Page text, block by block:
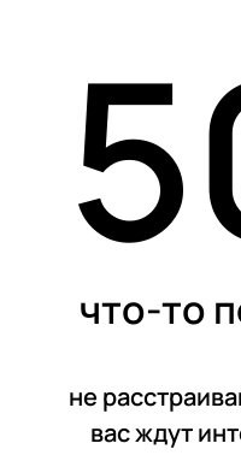
что-то
не
вас ждут